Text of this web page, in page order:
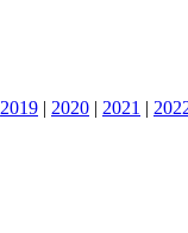
2019 | 2020 | 2021 |